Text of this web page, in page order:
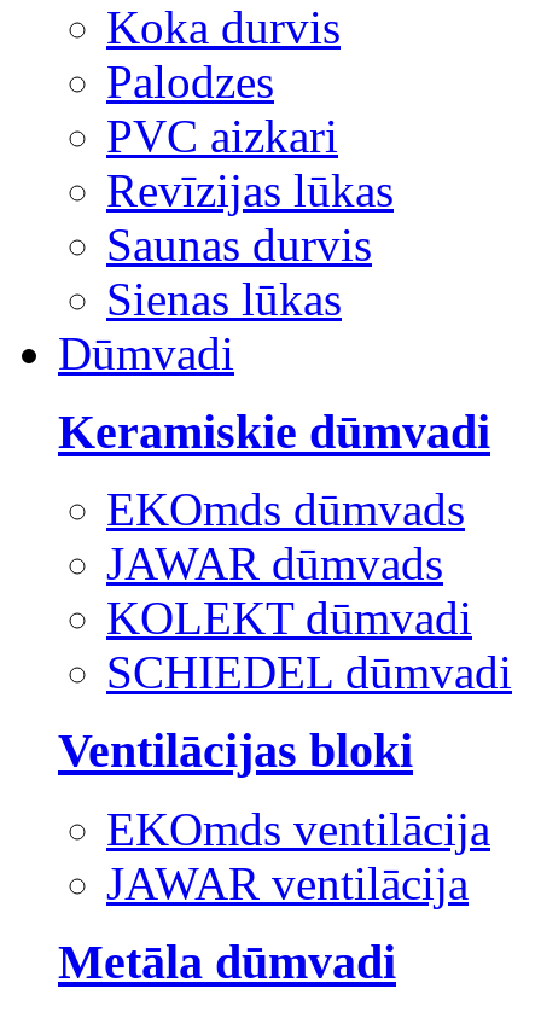
Koka durvis
Palodzes
PVC aizkari
Revīzijas lūkas
Saunas durvis
Sienas lūkas
Dūmvadi
Keramiskie dūmvadi
EKOmds dūmvads
JAWAR dūmvads
KOLEKT dūmvadi
SCHIEDEL dūmvadi
Ventilācijas bloki
EKOmds ventilācija
JAWAR ventilācija
Metāla dūmvadi